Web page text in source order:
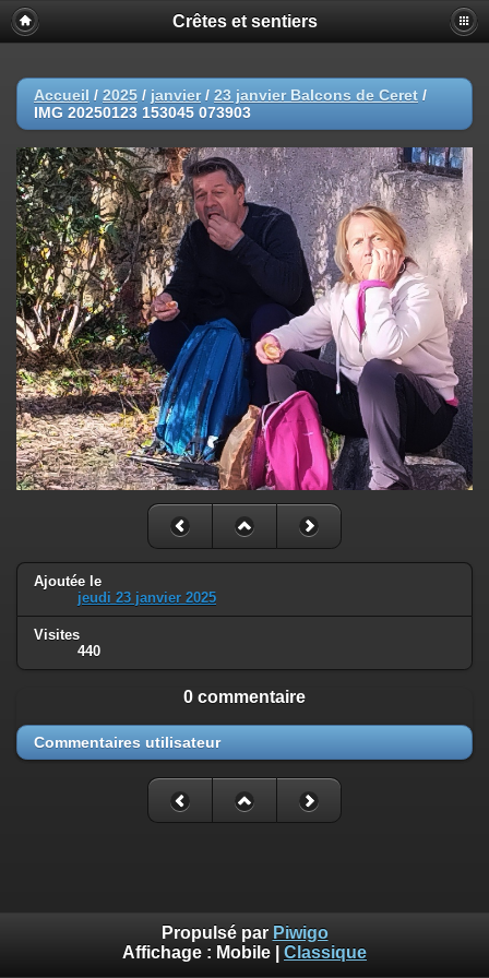
Crêtes et sentiers
Accueil / 2025 / janvier/ 23 janvier Balcons de Ceret /
IMG 20250123 153045 073903
Ajoutée le
jeudi 23 janvier 2025
Visites
440
0 commentaire
Commentaires utilisateur
Propulsé par Piwigo
Affichage : Mobile Classique